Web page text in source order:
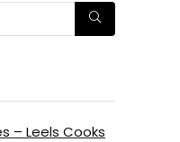
– Leels Cooks